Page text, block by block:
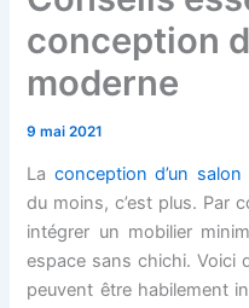
conception
moderne
9 mai 2021
La conception d’un salon
du moins, c’est plus. Par
intégrer un mobilier
espace sans chichi. Voici
peuvent être habilement